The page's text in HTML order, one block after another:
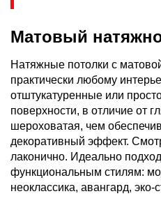
Матовый
Натяжные потолки с
практически любому
отштукатуренные или
поверхности, в отличие от
шероховатая, чем
декоративный эффект.
лаконично. Идеально
функциональным стилям:
неоклассика, авангард, эко-